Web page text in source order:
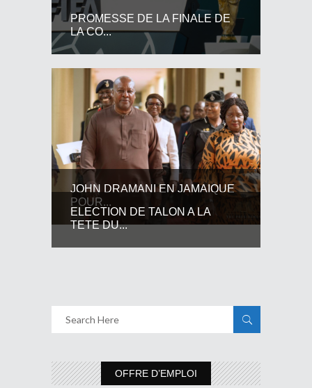
PROMESSE DE LA FINALE DE
LA CO...
JOHN DRAMANI EN JAMAIQUE
POUR...
ELECTION DE TALON A LA
TETE DU...
OFFRE D’EMPLOI